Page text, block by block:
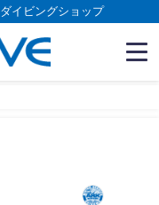
イビングショップ